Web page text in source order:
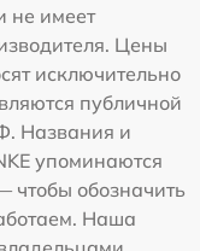
не имеет
Цены
исключительно
публичной
Названия и
упоминаются
обозначить
Наша